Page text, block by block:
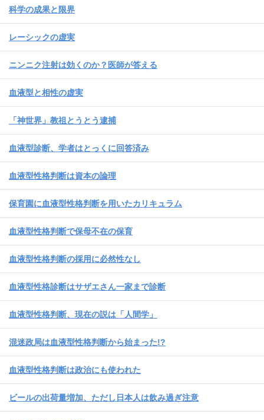
科学の成果と限界
レーシックの虚実
ニンニク注射は効くのか？医師が答える
血液型と相性の虚実
「神世界」教祖とうとう逮捕
血液型診断、学者はとっくに回答済み
血液型性格判断は資本の論理
保育園に血液型性格判断を用いたカリキュラム
血液型性格判断で保母不在の保育
血液型性格判断の採用に必然性なし
血液型性格診断はサザエさん一家まで診断
血液型性格判断、現在の説は「人間学」
混迷政局は血液型性格判断から始まった!?
血液型性格判断は政治にも使われた
ビールの出荷量増加、ただし日本人は飲み過ぎ注意